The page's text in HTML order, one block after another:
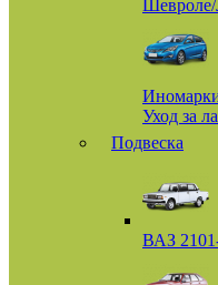
Шевроле/
Уход за
Подвеска
ВАЗ